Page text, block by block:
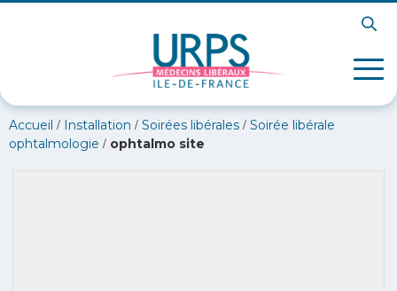
Accueil / Installation / Soirées libérales / Soirée libérale
ophtalmologie / ophtalmo site